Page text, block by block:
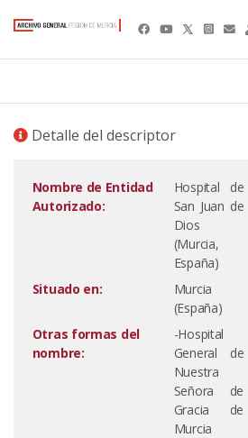
Detalle del descriptor
Nombre de Entidad
Autorizado:
Hospital de
San Juan de
Dios
(Murcia,
España)
Situado en:
Murcia
(España)
Otras formas del
nombre:
-Hospital
General de
Nuestra
Señora de
Gracia de
Murcia